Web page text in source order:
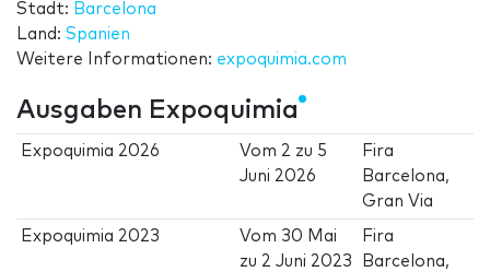
Stadt: Barcelona
Land: Spanien
Weitere Informationen: expoquimia.com
Ausgaben Expoquimia
Expoquimia 2026 Vom 2 zu 5
Juni 2026
Fira
Barcelona,
Gran Via
Expoquimia 2023 Vom 30 Mai
zu 2 Juni 2023
Fira
Barcelona,